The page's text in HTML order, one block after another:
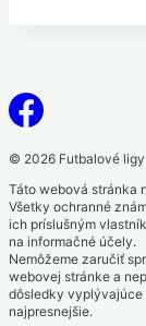
© 2026 Futbalové
Táto webová stránka
Všetky ochranné
ich príslušným
na informačné účely.
Nemôžeme zaručiť
webovej stránke a
dôsledky vyplývajúce
najpresnejšie.